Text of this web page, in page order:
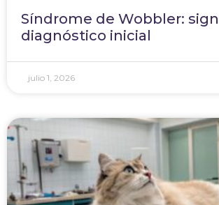
Síndrome de Wobbler:
diagnóstico inicial
julio 1, 2026